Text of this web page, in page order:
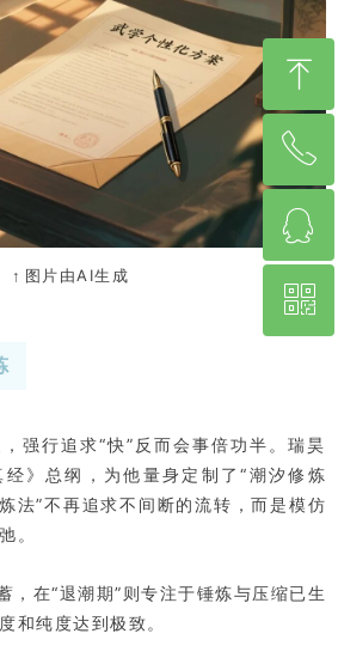
↑ 图片由AI生成
强行追求“快”反而会事倍功半。瑞昊
》总纲，为他量身定制了“潮汐修炼
法”不再追求不间断的流转，而是模仿
。
，在“退潮期”则专注于锤炼与压缩已生
和纯度达到极致。
ꁸ
回到顶部
ꂅ
020-37209981
ꁗ
1665662500
ꀥ